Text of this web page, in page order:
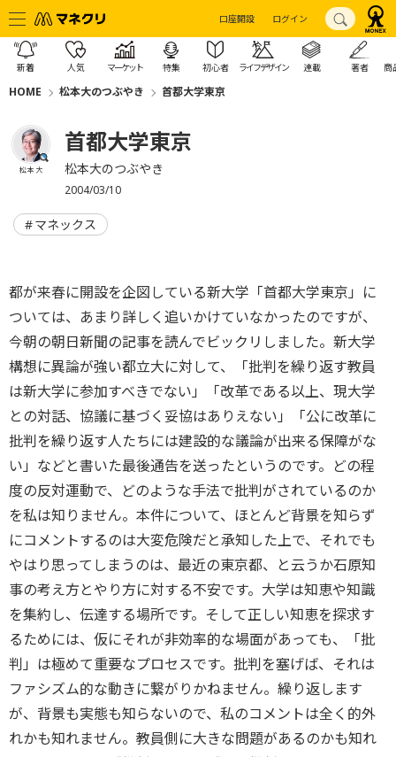
口座開設 ログイン
新着 人気 マーケット 特集 初心者 ライフデザイン 連載 著者 商
HOME 松本大のつぶやき 首都大学東京
松本 大
首都大学東京
松本大のつぶやき
2004/03/10
マネックス
都が来春に開設を企図している新大学「首都大学東京」に
ついては、あまり詳しく追いかけていなかったのですが、
今朝の朝日新聞の記事を読んでビックリしました。新大学
構想に異論が強い都立大に対して、「批判を繰り返す教員
は新大学に参加すべきでない」「改革である以上、現大学
との対話、協議に基づく妥協はありえない」「公に改革に
批判を繰り返す人たちには建設的な議論が出来る保障がな
い」などと書いた最後通告を送ったというのです。どの程
度の反対運動で、どのような手法で批判がされているのか
を私は知りません。本件について、ほとんど背景を知らず
にコメントするのは大変危険だと承知した上で、それでも
やはり思ってしまうのは、最近の東京都、と云うか石原知
事の考え方とやり方に対する不安です。大学は知恵や知識
を集約し、伝達する場所です。そして正しい知恵を探求す
るためには、仮にそれが非効率的な場面があっても、「批
判」は極めて重要なプロセスです。批判を塞げば、それは
ファシズム的な動きに繋がりかねません。繰り返します
が、背景も実態も知らないので、私のコメントは全く的外
れかも知れません。教員側に大きな問題があるのかも知れ